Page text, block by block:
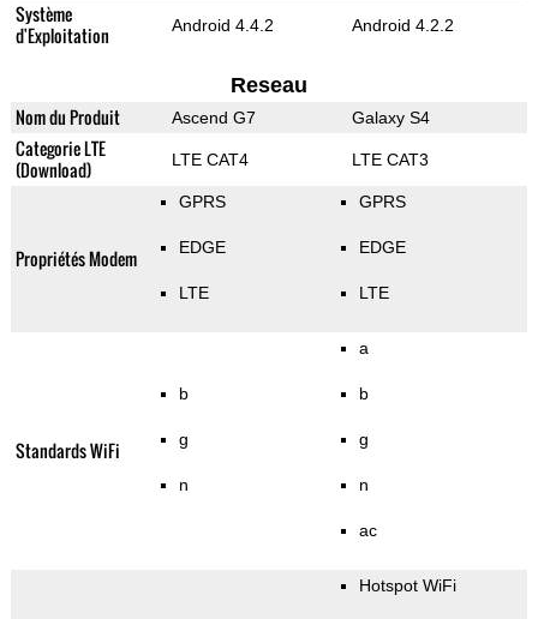
Système
d'Exploitation
Android 4.4.2 Android 4.2.2
Reseau
Nom du Produit Ascend G7 Galaxy S4
Categorie LTE
(Download)
LTE CAT4 LTE CAT3
Propriétés Modem
GPRS
EDGE
LTE
GPRS
EDGE
LTE
Standards WiFi
b
g
n
a
b
g
n
ac
Hotspot WiFi